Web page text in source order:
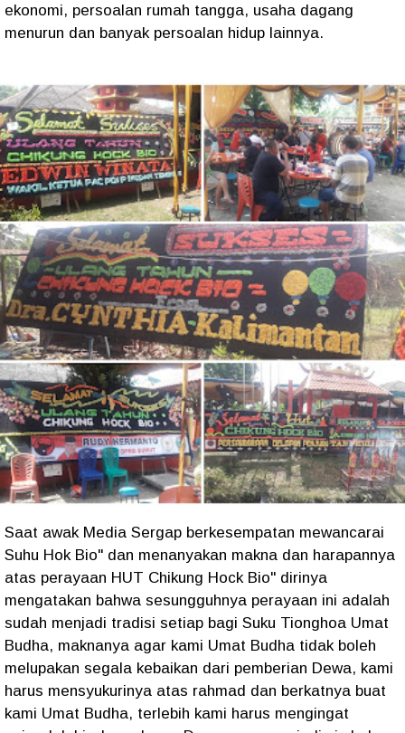
ekonomi, persoalan rumah tangga, usaha dagang
menurun dan banyak persoalan hidup lainnya.
Saat awak Media Sergap berkesempatan mewancarai
Suhu Hok Bio" dan menanyakan makna dan harapannya
atas perayaan HUT Chikung Hock Bio" dirinya
mengatakan bahwa sesungguhnya perayaan ini adalah
sudah menjadi tradisi setiap bagi Suku Tionghoa Umat
Budha, maknanya agar kami Umat Budha tidak boleh
melupakan segala kebaikan dari pemberian Dewa, kami
harus mensyukurinya atas rahmad dan berkatnya buat
kami Umat Budha, terlebih kami harus mengingat